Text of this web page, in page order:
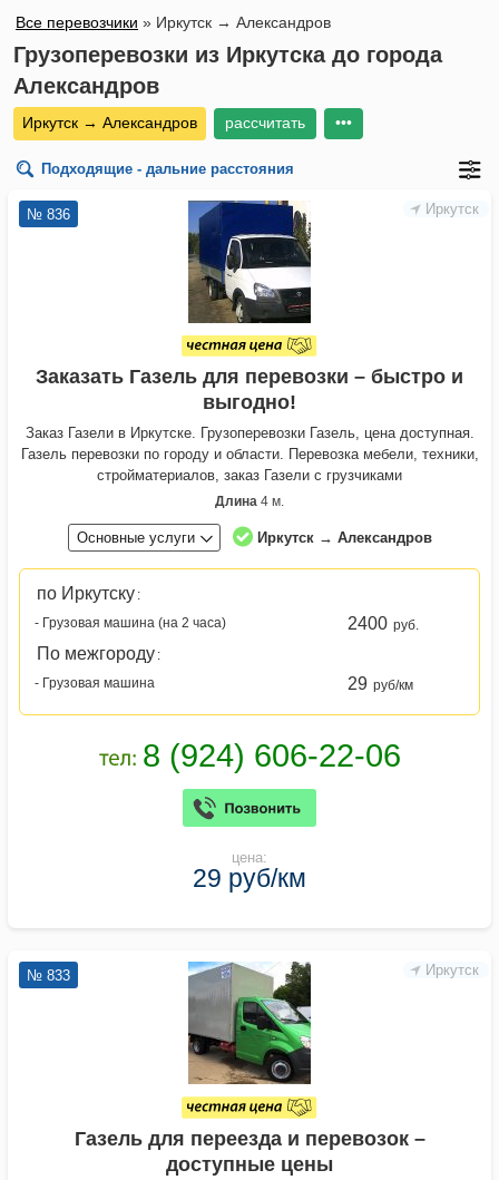
Все перевозчики » Иркутск → Александров
Грузоперевозки из Иркутска до города
Александров
Иркутск → Александров рассчитать •••
Подходящие - дальние расстояния
Иркутск
№ 836
Заказать Газель для перевозки – быстро и
выгодно!
Заказ Газели в Иркутске. Грузоперевозки Газель, цена доступная.
Газель перевозки по городу и области. Перевозка мебели, техники,
стройматериалов, заказ Газели с грузчиками
Длина 4 м.
Основные услуги Иркутск → Александров
по Иркутску :
- Грузовая машина (на 2 часа)
2400 руб.
По межгороду :
- Грузовая машина
29 руб/км
цена:
29 руб/км
Иркутск
№ 833
Газель для переезда и перевозок –
доступные цены